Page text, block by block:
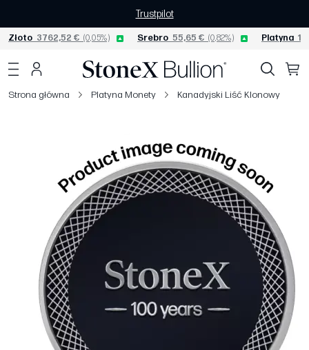
Trustpilot
Złoto 3762,52 € (0,05%) Srebro 55,65 € (0,82%) Platyna
Strona główna Platyna Monety Kanadyjski Liść Klonowy